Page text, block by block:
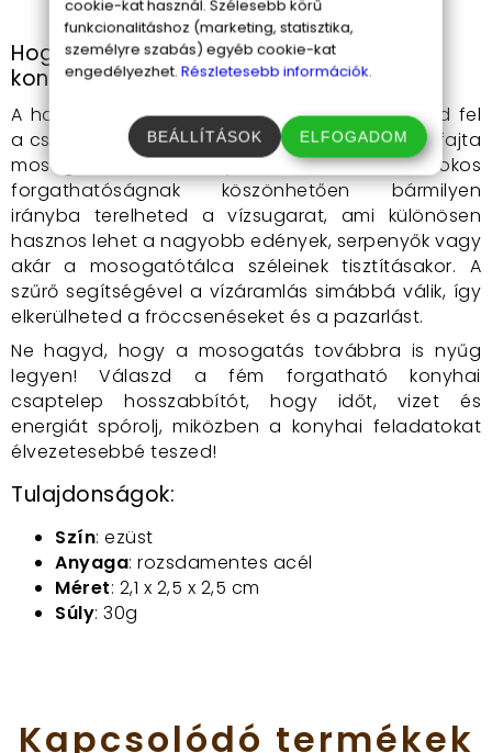
marad.
Hogyan használd a fém forgatható
konyhai csaptelep hosszabbítót?
A használata rendkívül egyszerű. Csak csavard fel
a csaptelep végére, és már élvezheted is az újfajta
mosogatási élményt. A 720 fokos
forgathatóságnak köszönhetően bármilyen
irányba terelheted a vízsugarat, ami különösen
hasznos lehet a nagyobb edények, serpenyők vagy
akár a mosogatótálca széleinek tisztításakor. A
szűrő segítségével a vízáramlás simábbá válik, így
elkerülheted a fröccsenéseket és a pazarlást.
Ne hagyd, hogy a mosogatás továbbra is nyűg
legyen! Válaszd a fém forgatható konyhai
csaptelep hosszabbítót, hogy időt, vizet és
energiát spórolj, miközben a konyhai feladatokat
élvezetesebbé teszed!
Tulajdonságok:
Szín: ezüst
Anyaga: rozsdamentes acél
Méret: 2,1 x 2,5 x 2,5 cm
Súly: 30g
Kapcsolódó termékek
cookie-kat használ. Szélesebb körű
funkcionalitáshoz (marketing, statisztika,
személyre szabás) egyéb cookie-kat
engedélyezhet. Részletesebb információk.
BEÁLLÍTÁSOK ELFOGADOM